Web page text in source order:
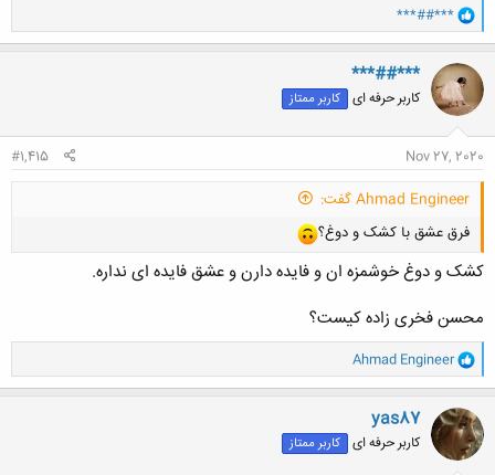
و
ا
ک
ن
ش
ه
ا
***##***
***##***
کاربر حرفه ای کاربر ممتاز
Nov 27, 2020
#1,415
Ahmad Engineer گفت:
فرق عشق با کشک و دوغ؟
کشک و دوغ خوشمزه ان و فایده دارن و عشق فایده ای نداره.
محسن فخری زاده کیست؟
و
ا
ک
ن
ش
ه
ا
Ahmad Engineer
yas87
کاربر حرفه ای کاربر ممتاز